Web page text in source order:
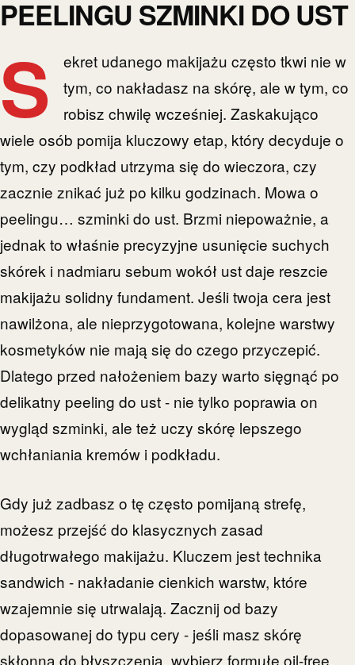
PEELINGU SZMINKI DO UST
S
ekret udanego makijażu często tkwi nie w
tym, co nakładasz na skórę, ale w tym, co
robisz chwilę wcześniej. Zaskakująco
wiele osób pomija kluczowy etap, który decyduje o
tym, czy podkład utrzyma się do wieczora, czy
zacznie znikać już po kilku godzinach. Mowa o
peelingu… szminki do ust. Brzmi niepoważnie, a
jednak to właśnie precyzyjne usunięcie suchych
skórek i nadmiaru sebum wokół ust daje reszcie
makijażu solidny fundament. Jeśli twoja cera jest
nawilżona, ale nieprzygotowana, kolejne warstwy
kosmetyków nie mają się do czego przyczepić.
Dlatego przed nałożeniem bazy warto sięgnąć po
delikatny peeling do ust - nie tylko poprawia on
wygląd szminki, ale też uczy skórę lepszego
wchłaniania kremów i podkładu.
Gdy już zadbasz o tę często pomijaną strefę,
możesz przejść do klasycznych zasad
długotrwałego makijażu. Kluczem jest technika
sandwich - nakładanie cienkich warstw, które
wzajemnie się utrwalają. Zacznij od bazy
dopasowanej do typu cery - jeśli masz skórę
skłonną do błyszczenia, wybierz formułę oil-free.